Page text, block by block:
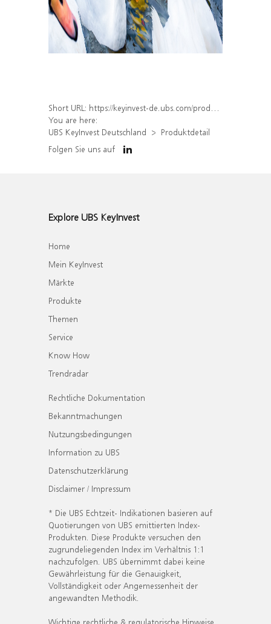
Short URL: https://keyinvest-de.ubs.com/produkt/detail/index/isin/DE000WA6J2K8
You are here:
UBS KeyInvest Deutschland
Produktdetail
Folgen Sie uns auf
Explore UBS KeyInvest
Home
Mein KeyInvest
Märkte
Produkte
Themen
Service
Know How
Trendradar
Rechtliche Dokumentation
Bekanntmachungen
Nutzungsbedingungen
Information zu UBS
Datenschutzerklärung
Disclaimer / Impressum
* Die UBS Echtzeit- Indikationen basieren auf
Quotierungen von UBS emittierten Index-
Produkten. Diese Produkte versuchen den
zugrundeliegenden Index im Verhältnis 1:1
nachzufolgen. UBS übernimmt dabei keine
Gewährleistung für die Genauigkeit,
Vollständigkeit oder Angemessenheit der
angewandten Methodik.